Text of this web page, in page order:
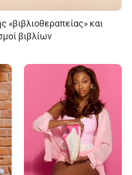
«βιβλιοθεραπείας» και
βιβλίων